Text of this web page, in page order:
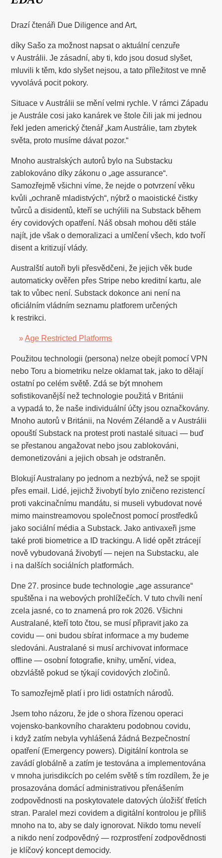
Drazí čtenáři Due Diligence and Art,
díky Sašo za možnost napsat o aktuální cenzuře
v Austrálii. Je zásadní, aby ti, kdo jsou dosud slyšet,
mluvili k těm, kdo slyšet nejsou, a tato příležitost ve mně
vyvolává pocit pokory.
Situace v Austrálii se mění velmi rychle. V rámci Západu
je Austrále cosi jako kanárek ve štole čili jak mi jednou
řekl jeden americký čtenář „kam Austrálie, tam zbytek
světa, proto musíme dávat pozor.“
Mnoho australských autorů bylo na Substacku
zablokováno díky zákonu o „age assurance“.
Samozřejmě všichni víme, že nejde o potvrzení věku
kvůli „ochraně mladistvých“, nýbrž o maoistické čistky
tvůrců a disidentů, kteří se uchýlili na Substack během
éry covidových opatření. Náš obsah mohou děti stále
najít, jde však o demoralizaci a umlčení všech, kdo tvoří
disent a kritizují vlády.
Australští autoři byli přesvědčeni, že jejich věk bude
automaticky ověřen přes Stripe nebo kreditní kartu, ale
tak to vůbec není. Substack dokonce ani není na
oficiálním vládním seznamu platforem určených
k restrikci.
»Age Restricted Platforms
Použitou technologii (persona) nelze obejít pomocí VPN
nebo Toru a biometriku nelze oklamat tak, jako to dělají
ostatní po celém světě. Zdá se být mnohem
sofistikovanější než technologie použitá v Británii
a vypadá to, že naše individuální účty jsou označkovány.
Mnoho autorů v Británii, na Novém Zélandě a v Austrálii
opouští Substack na protest proti nastalé situaci — buď
se přestanou angažovat nebo jsou zablokováni,
demonetizováni a jejich obsah je odstraněn.
Blokují Australany po jednom a nezbývá, než se spojit
přes email. Lidé, jejichž živobytí bylo zničeno rezistencí
proti vakcinačnímu mandátu, si museli vybudovat nové
mimo mainstreamovou společnost pomocí prostředků
jako sociální média a Substack. Jako antivaxeři jsme
také proti biometrice a ID trackingu. A lidé opět ztrácejí
nově vybudovaná živobytí — nejen na Substacku, ale
i na dalších sociálních platformách.
Dne 27. prosince bude technologie „age assurance“
spuštěna i na webových prohlížečích. V tuto chvíli není
zcela jasné, co to znamená pro rok 2026. Všichni
Australané, kteří toto čtou, se musí připravit jako za
covidu — oni budou sbírat informace a my budeme
sledováni. Australané si musí archivovat informace
offline — osobní fotografie, knihy, umění, videa,
obzvláště pokud se týkají covidových zločinů.
To samozřejmě platí i pro lidi ostatních národů.
Jsem toho názoru, že jde o shora řízenou operaci
vojensko-bankovního charakteru podobnou covidu,
i když zatím nebyla vyhlášená žádná Bezpečnostní
opatření (Emergency powers). Digitální kontrola se
zavádí globálně a zatím je testována a implementována
v mnoha jurisdikcích po celém světě s tím rozdílem, že je
prosazována domácí administrativou přenášením
zodpovědnosti na poskytovatele datových úložišť třetích
stran. Paralel mezi covidem a digitální kontrolou je příliš
mnoho na to, aby se daly ignorovat. Nikdo tomu nevelí
a nikdo není zodpovědný — rozprostření zodpovědnosti
je klíčový koncept democidy.